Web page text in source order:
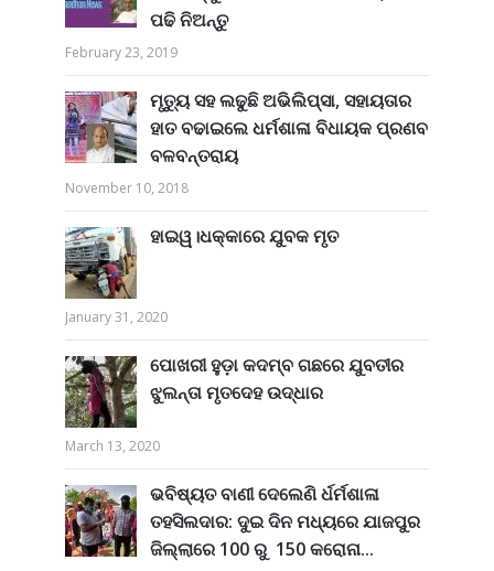
ପଢି ନିଅନ୍ତୁ
February 23, 2019
ମୃତ୍ୟୁ ସହ ଲଢୁଛି ଅଭିଲିପ୍ସା, ସହାୟତାର
ହାତ ବଢାଇଲେ ଧର୍ମଶାଳା ବିଧାୟକ ପ୍ରଣବ
ବଳବନ୍ତରାୟ
November 10, 2018
ହାଇୱ।ଧକ୍କାରେ ଯୁବକ ମୃତ
January 31, 2020
ପୋଖରୀ ହୁଡ଼ା କଦମ୍ବ ଗଛରେ ଯୁବତୀର
ଝୁଲନ୍ତା ମୃତଦେହ ଉଦ୍ଧାର
March 13, 2020
ଭବିଷ୍ୟତ ବାଣୀ ଦେଲେଣି ର୍ଧର୍ମଶାଳା
ତହସିଲଦାର: ଦୁଇ ଦିନ ମଧ୍ୟରେ ଯାଜପୁର
ଜିଲ୍ଲାରେ 100 ରୁ 150 କରୋନା...